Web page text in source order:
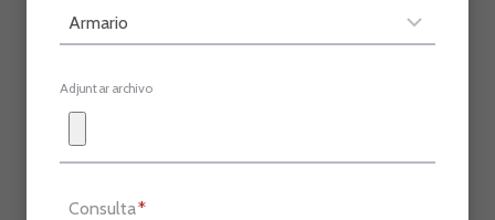
Adjuntar archivo
Consulta*